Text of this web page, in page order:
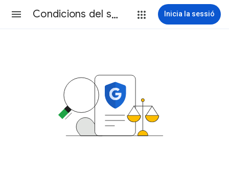
Condicions del servei Inicia la sessió